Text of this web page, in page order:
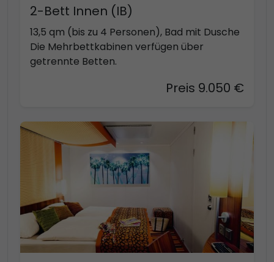
2-Bett Innen (IB)
13,5 qm (bis zu 4 Personen), Bad mit Dusche
Die Mehrbettkabinen verfügen über
getrennte Betten.
Preis 9.050 €